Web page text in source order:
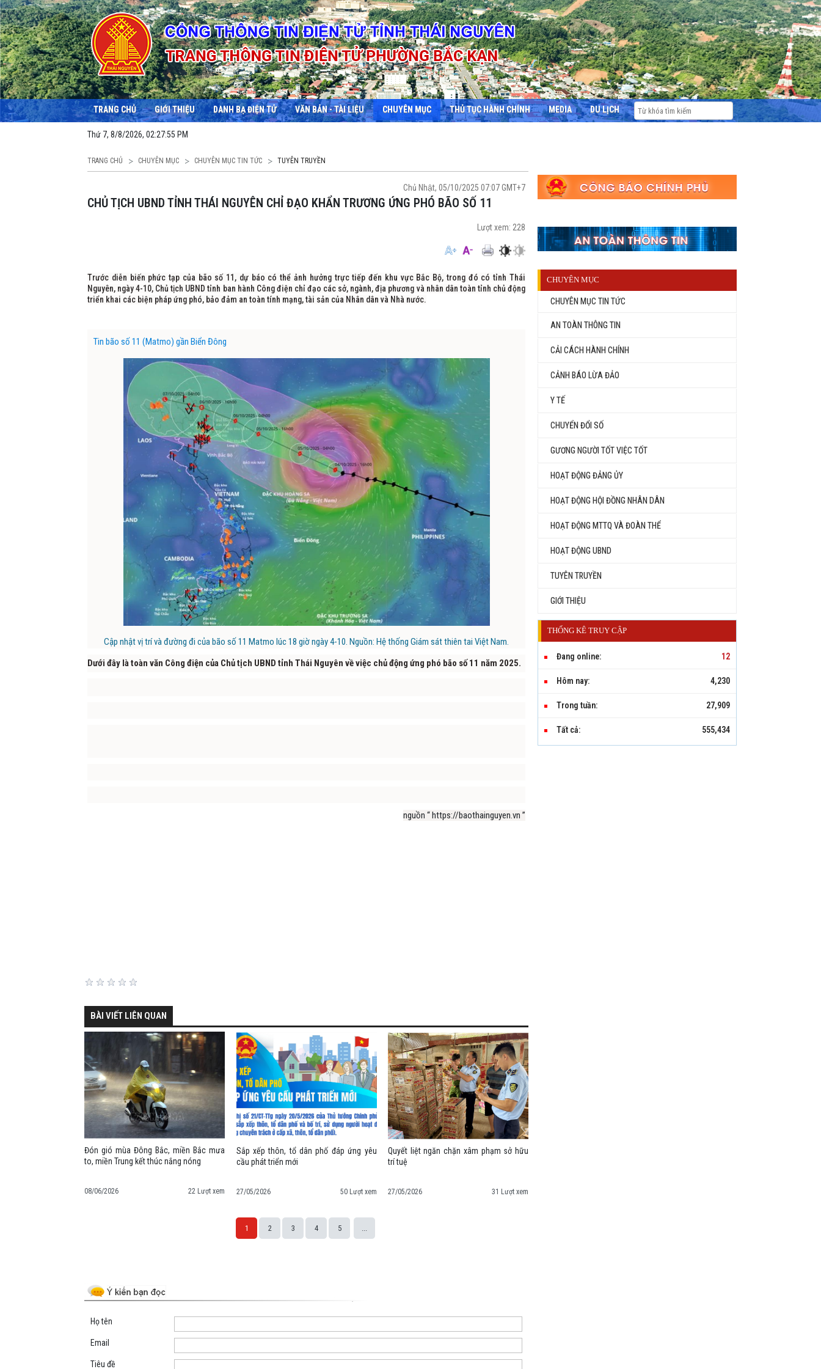
TRANG CHỦ GIỚI THIỆU DANH BẠ ĐIỆN TỬ VĂN BẢN - TÀI LIỆU CHUYÊN MỤC THỦ TỤC HÀNH CHÍNH MEDIA DU LỊCH
Thứ 7, 8/8/2026, 02:27:56 PM
TRANG CHỦ CHUYÊN MỤC CHUYÊN MỤC TIN TỨC TUYÊN TRUYỀN
Chủ Nhật, 05/10/2025 07:07 GMT+7
CHỦ TỊCH UBND TỈNH THÁI NGUYÊN CHỈ ĐẠO KHẨN TRƯƠNG ỨNG PHÓ BÃO SỐ 11
Lượt xem: 228
Trước diễn biến phức tạp của bão số 11, dự báo có thể ảnh hưởng trực tiếp đến khu vực Bắc Bộ, trong đó có tỉnh Thái
Nguyên, ngày 4-10, Chủ tịch UBND tỉnh ban hành Công điện chỉ đạo các sở, ngành, địa phương và nhân dân toàn tỉnh chủ động
triển khai các biện pháp ứng phó, bảo đảm an toàn tính mạng, tài sản của Nhân dân và Nhà nước.
Tin bão số 11 (Matmo) gần Biển Đông
Cập nhật vị trí và đường đi của bão số 11 Matmo lúc 18 giờ ngày 4-10. Nguồn: Hệ thống Giám sát thiên tai Việt Nam.
Dưới đây là toàn văn Công điện của Chủ tịch UBND tỉnh Thái Nguyên về việc chủ động ứng phó bão số 11 năm 2025.
nguồn “ https://baothainguyen.vn ”
CHUYÊN MỤC
CHUYÊN MỤC TIN TỨC
AN TOÀN THÔNG TIN
CẢI CÁCH HÀNH CHÍNH
CẢNH BÁO LỪA ĐẢO
Y TẾ
CHUYỂN ĐỔI SỐ
GƯƠNG NGƯỜI TỐT VIỆC TỐT
HOẠT ĐỘNG ĐẢNG ỦY
HOẠT ĐỘNG HỘI ĐỒNG NHÂN DÂN
HOẠT ĐỘNG MTTQ VÀ ĐOÀN THỂ
HOẠT ĐỘNG UBND
TUYÊN TRUYỀN
GIỚI THIỆU
THỐNG KÊ TRUY CẬP
Đang online: 12
Hôm nay: 4,230
Trong tuần: 27,909
Tất cả: 555,434